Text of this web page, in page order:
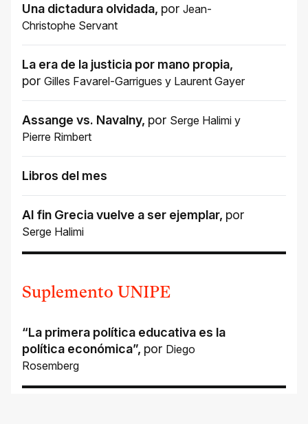
Una dictadura olvidada, por Jean-
Christophe Servant
La era de la justicia por mano propia,
por Gilles Favarel-Garrigues y Laurent Gayer
Assange vs. Navalny, por Serge Halimi y
Pierre Rimbert
Libros del mes
Al fin Grecia vuelve a ser ejemplar, por
Serge Halimi
Suplemento UNIPE
“La primera política educativa es la
política económica”, por Diego
Rosemberg